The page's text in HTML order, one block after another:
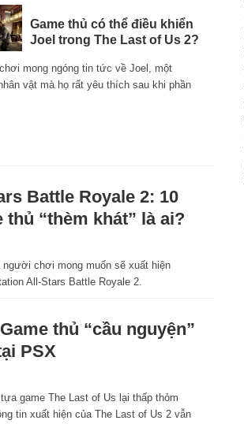
Game thủ có thể điều khiển
Joel trong The Last of Us 2?
mong ngóng tin tức về Joel, một
vật mà họ rất yêu thích sau khi phần
Battle Royale 2: 10
thủ “thèm khát” là ai?
chơi mong muốn sẽ xuất hiện
All-Stars Battle Royale 2.
thủ “cầu nguyện”
PSX
game The Last of Us lại thấp thỏm
tin xuất hiện của The Last of Us 2 vẫn